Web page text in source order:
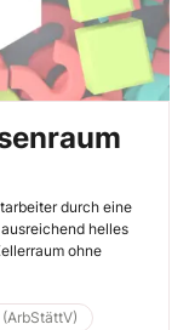
durch eine
helles
ohne